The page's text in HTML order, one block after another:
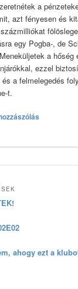
a
azt fényesen és
egy Pogba-, de
a hőség
ezzel
a felmelegedés
t.
ahogy ezt a